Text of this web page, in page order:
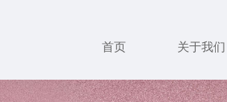
首页 关于我们